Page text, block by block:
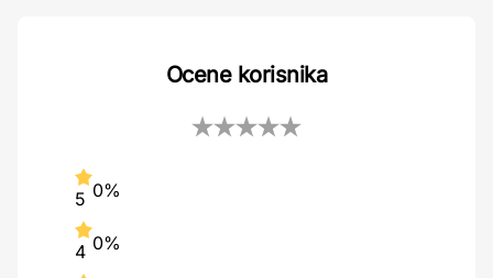
Ocene korisnika
5 0%
4 0%